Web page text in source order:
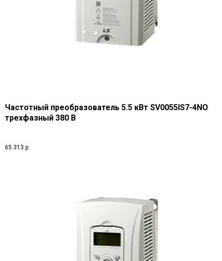
Частотный преобразователь 5.5 кВт SV0055IS7-4NO
трехфазный 380 В
65 313 р.